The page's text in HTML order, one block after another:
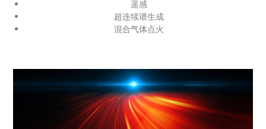
遥感
超连续谱生成
混合气体点火